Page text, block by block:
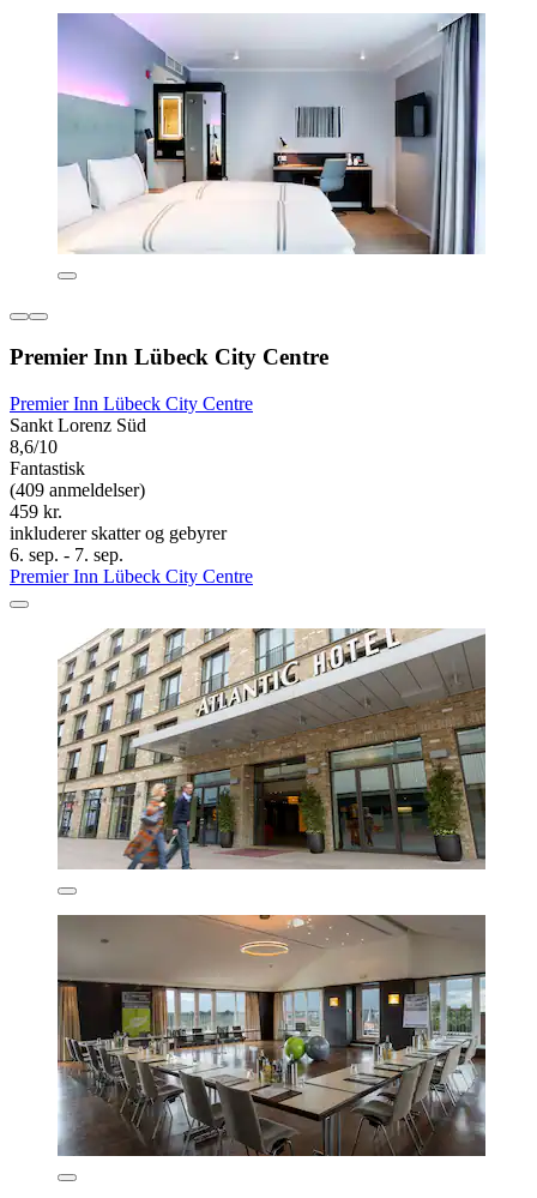
Premier Inn Lübeck City Centre
Premier Inn Lübeck City Centre
Sankt Lorenz Süd
8,6/10
Fantastisk
(409 anmeldelser)
459 kr.
inkluderer skatter og gebyrer
6. sep. - 7. sep.
Premier Inn Lübeck City Centre